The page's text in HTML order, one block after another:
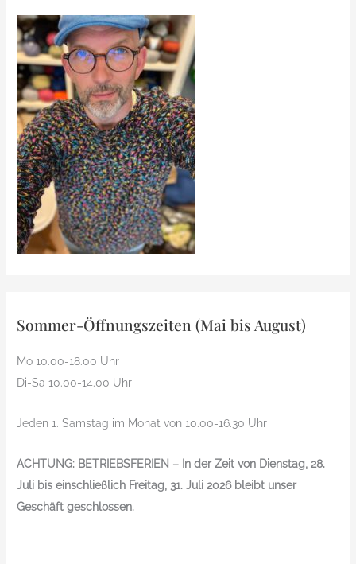
Sommer-Öffnungszeiten (Mai bis August)
Mo 10.00-18.00 Uhr
Di-Sa 10.00-14.00 Uhr
Jeden 1. Samstag im Monat von 10.00-16.30 Uhr
ACHTUNG: BETRIEBSFERIEN – In der Zeit von Dienstag, 28.
Juli bis einschließlich Freitag, 31. Juli 2026 bleibt unser
Geschäft geschlossen.